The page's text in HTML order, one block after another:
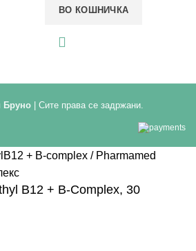
ВО КОШНИЧКА
Бруно | Сите права се задржани.
B12 + B-Complex, 30